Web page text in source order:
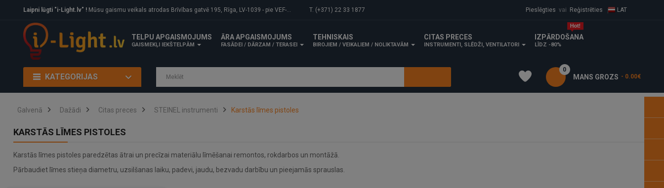
Laipni lūgti "i-Light.lv" ! Mūsu gaismu veikals atrodas Brīvības gatvē 195, Rīga, LV-1039 - pie VEF-Gaisa tilta. T. (+371) 22 33 1877 Pieslēgties vai Reģistrēties LAT
TELPU APGAISMOJUMS
GAISMEKĻI IEKŠTELPĀM
ĀRA APGAISMOJUMS
FASĀDEI / DĀRZAM / TERASEI
TEHNISKAIS
BIROJIEM / VEIKALIEM / NOLIKTAVĀM
CITAS PRECES
INSTRUMENTI, SLĒDŽI, VENTILATORI
IZPĀRDOŠANA
LĪDZ -80%
KATEGORIJAS MANS GROZS
0
- 0.00€
Galvenā Dažādi Citas preces STEINEL instrumenti Karstās līmes pistoles
KARSTĀS LĪMES PISTOLES
Karstās līmes pistoles paredzētas ātrai un precīzai materiālu līmēšanai remontos, rokdarbos un montāžā.
Pārbaudiet līmes stieņa diametru, uzsilšanas laiku, padevi, jaudu, bezvadu darbību un pieejamās sprauslas.